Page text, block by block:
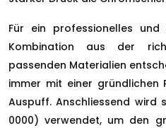
Für ein professionelles
Kombination aus der
passenden Materialien
immer mit einer gründlichen
Auspuff. Anschliessend wird
0000) verwendet, um den